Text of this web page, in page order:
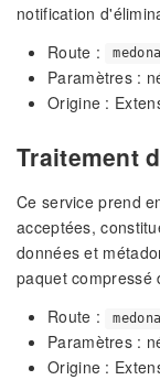
notification
Route :
Paramètres :
Origine :
Traitement
Ce service prend
acceptées,
données et
paquet compressé
Route :
Paramètres :
Origine :